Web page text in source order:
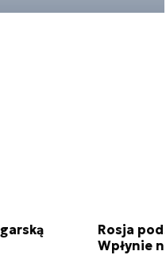
Rosja
Wpłynie